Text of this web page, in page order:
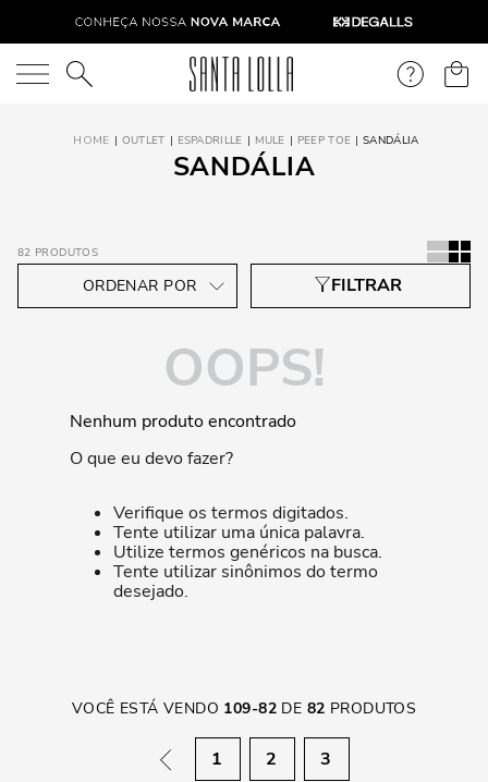
O que você está procurando?
OUTLET ESPADRILLE MULE PEEP TOE SANDÁLIA
SANDÁLIA
82 PRODUTOS
OOPS!
Nenhum produto encontrado
O que eu devo fazer?
Verifique os termos digitados.
Tente utilizar uma única palavra.
Utilize termos genéricos na busca.
Tente utilizar sinônimos do termo
desejado.
VOCÊ ESTÁ VENDO 109-82 DE 82 PRODUTOS
1 2 3